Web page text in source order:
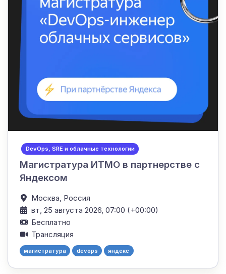
DevOps, SRE и облачные технологии
Магистратура ИТМО в партнерстве с
Яндексом
Москва, Россия
вт, 25 августа 2026, 07:00 (+00:00)
Бесплатно
Трансляция
магистратура devops яндекс